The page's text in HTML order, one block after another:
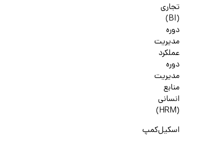
تجاری
(BI)
دوره
مدیریت
عملکرد
دوره
مدیریت
منابع
انسانی
(HRM)
اسکیل‌کمپ